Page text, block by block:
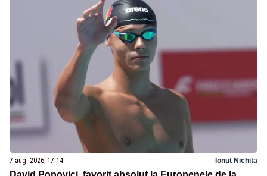
7 aug. 2026, 17:14 Ionuț Nichita